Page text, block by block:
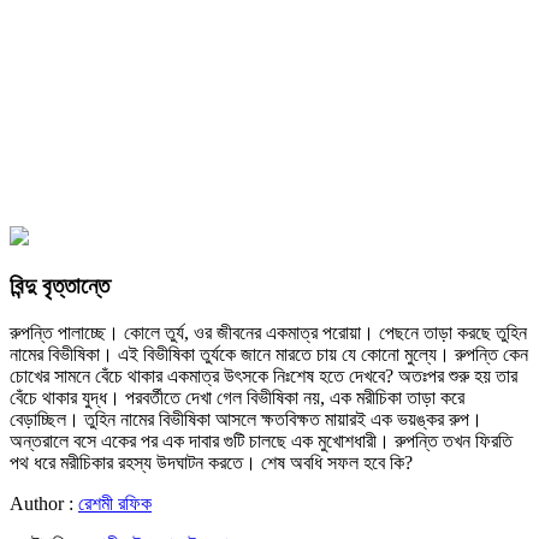
বিন্দু বৃত্তান্তে
রুপন্তি পালাচ্ছে। কোলে তুর্য, ওর জীবনের একমাত্র পরোয়া। পেছনে তাড়া করছে তুহিন
নামের বিভীষিকা। এই বিভীষিকা তুর্যকে জানে মারতে চায় যে কোনো মুল্যে। রুপন্তি কেন
চোখের সামনে বেঁচে থাকার একমাত্র উৎসকে নিঃশেষ হতে দেখবে? অতঃপর শুরু হয় তার
বেঁচে থাকার যুদ্ধ। পরবর্তীতে দেখা গেল বিভীষিকা নয়, এক মরীচিকা তাড়া করে
বেড়াচ্ছিল। তুহিন নামের বিভীষিকা আসলে ক্ষতবিক্ষত মায়ারই এক ভয়ঙ্কর রুপ।
অন্তরালে বসে একের পর এক দাবার গুটি চালছে এক মুখোশধারী। রুপন্তি তখন ফিরতি
পথ ধরে মরীচিকার রহস্য উদঘাটন করতে। শেষ অবধি সফল হবে কি?
Author : রেশমী রফিক